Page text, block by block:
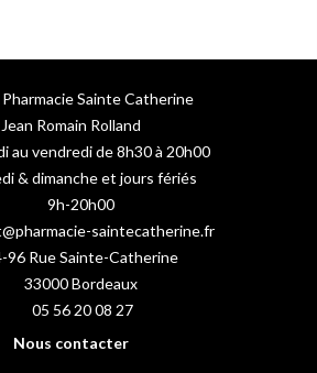
Sainte Catherine
Jean Romain Rolland
au vendredi de 8h30 à 20h00
& dimanche et jours fériés
9h-20h00
saintecatherine.fr
96 Rue Sainte-Catherine
33000Bordeaux
05 56 20 08 27
Nous contacter